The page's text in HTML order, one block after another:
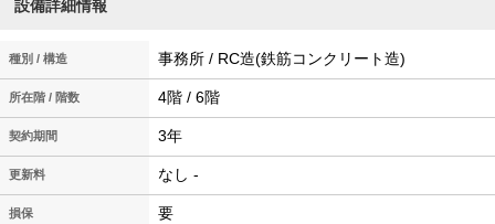
設備詳細情報
種別 / 構造 事務所 / RC造(鉄筋コンクリート造)
所在階 / 階数 4階 / 6階
契約期間 3年
更新料 なし -
損保 要